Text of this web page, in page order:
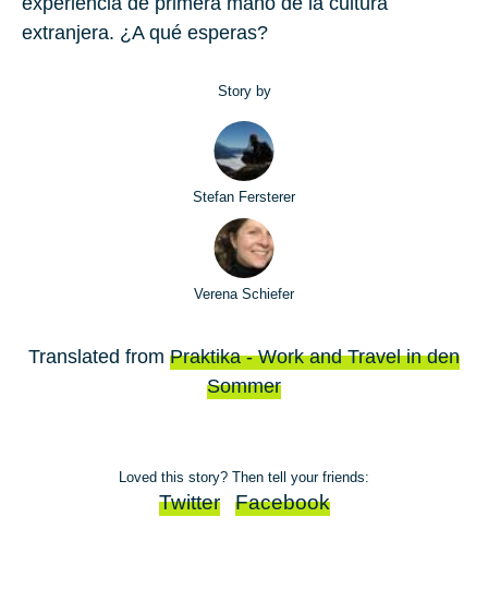
extranjera. ¿A qué esperas?
Story by
Stefan Fersterer
Verena Schiefer
Translated from Praktika - Work and Travel in den
Sommer
Loved this story? Then tell your friends:
Twitter Facebook